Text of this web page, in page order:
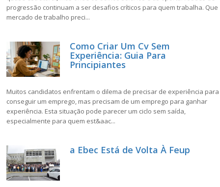
progressão continuam a ser desafios críticos para quem trabalha. Que
mercado de trabalho preci...
Como Criar Um Cv Sem
Experiência: Guia Para
Principiantes
Muitos candidatos enfrentam o dilema de precisar de experiência para
conseguir um emprego, mas precisam de um emprego para ganhar
experiência. Esta situação pode parecer um ciclo sem saída,
especialmente para quem est&aac...
a Ebec Está de Volta À Feup